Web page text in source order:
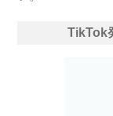
TikTok